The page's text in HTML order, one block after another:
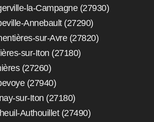
la-Campagne (27930)
Annebault (27290)
sur-Avre (27820)
sur-Iton (27180)
(27260)
(27940)
sur-Iton (27180)
Authouillet (27490)